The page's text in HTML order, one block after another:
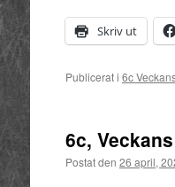
Skriv ut
Publicerat i 6c
6c,
Postat den 26 april,